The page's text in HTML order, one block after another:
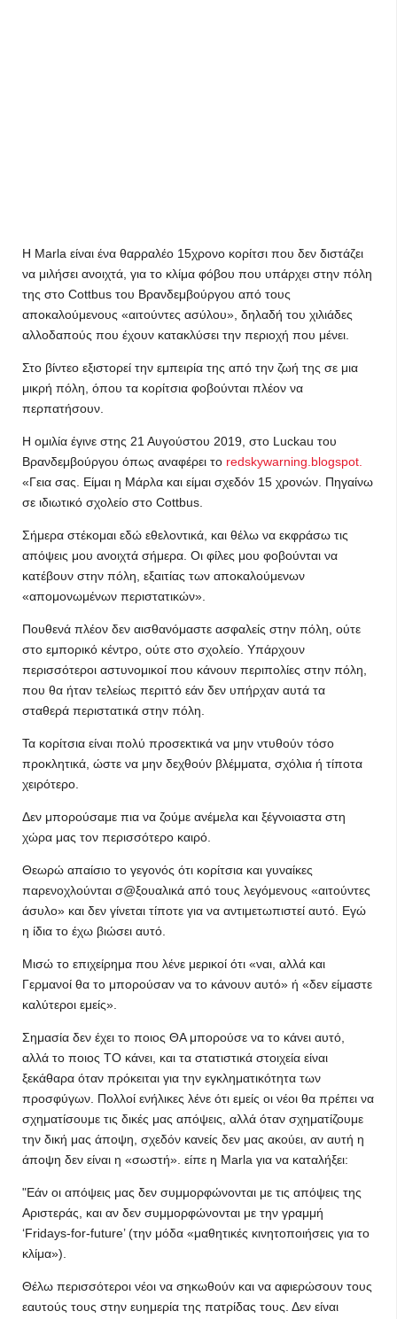
Η Marla είναι ένα θαρραλέο 15χρονο κορίτσι που δεν διστάζει
να μιλήσει ανοιχτά, για το κλίμα φόβου που υπάρχει στην πόλη
της στο Cottbus του Βρανδεμβούργου από τους
αποκαλούμενους «αιτούντες ασύλου», δηλαδή του χιλιάδες
αλλοδαπούς που έχουν κατακλύσει την περιοχή που μένει.
Στο βίντεο εξιστορεί την εμπειρία της από την ζωή της σε μια
μικρή πόλη, όπου τα κορίτσια φοβούνται πλέον να
περπατήσουν.
Η ομιλία έγινε στης 21 Αυγούστου 2019, στο Luckau του
Βρανδεμβούργου όπως αναφέρει το redskywarning.blogspot.
«Γεια σας. Είμαι η Μάρλα και είμαι σχεδόν 15 χρονών. Πηγαίνω
σε ιδιωτικό σχολείο στο Cottbus.
Σήμερα στέκομαι εδώ εθελοντικά, και θέλω να εκφράσω τις
απόψεις μου ανοιχτά σήμερα. Οι φίλες μου φοβούνται να
κατέβουν στην πόλη, εξαιτίας των αποκαλούμενων
«απομονωμένων περιστατικών».
Πουθενά πλέον δεν αισθανόμαστε ασφαλείς στην πόλη, ούτε
στο εμπορικό κέντρο, ούτε στο σχολείο. Υπάρχουν
περισσότεροι αστυνομικοί που κάνουν περιπολίες στην πόλη,
που θα ήταν τελείως περιττό εάν δεν υπήρχαν αυτά τα
σταθερά περιστατικά στην πόλη.
Τα κορίτσια είναι πολύ προσεκτικά να μην ντυθούν τόσο
προκλητικά, ώστε να μην δεχθούν βλέμματα, σχόλια ή τίποτα
χειρότερο.
Δεν μπορούσαμε πια να ζούμε ανέμελα και ξέγνοιαστα στη
χώρα μας τον περισσότερο καιρό.
Θεωρώ απαίσιο το γεγονός ότι κορίτσια και γυναίκες
παρενοχλούνται σ@ξουαλικά από τους λεγόμενους «αιτούντες
άσυλο» και δεν γίνεται τίποτε για να αντιμετωπιστεί αυτό. Εγώ
η ίδια το έχω βιώσει αυτό.
Μισώ το επιχείρημα που λένε μερικοί ότι «ναι, αλλά και
Γερμανοί θα το μπορούσαν να το κάνουν αυτό» ή «δεν είμαστε
καλύτεροι εμείς».
Σημασία δεν έχει το ποιος ΘΑ μπορούσε να το κάνει αυτό,
αλλά το ποιος ΤΟ κάνει, και τα στατιστικά στοιχεία είναι
ξεκάθαρα όταν πρόκειται για την εγκληματικότητα των
προσφύγων. Πολλοί ενήλικες λένε ότι εμείς οι νέοι θα πρέπει να
σχηματίσουμε τις δικές μας απόψεις, αλλά όταν σχηματίζουμε
την δική μας άποψη, σχεδόν κανείς δεν μας ακούει, αν αυτή η
άποψη δεν είναι η «σωστή». είπε η Marla για να καταλήξει:
"Εάν οι απόψεις μας δεν συμμορφώνονται με τις απόψεις της
Αριστεράς, και αν δεν συμμορφώνονται με την γραμμή
‘Fridays-for-future’ (την μόδα «μαθητικές κινητοποιήσεις για το
κλίμα»).
Θέλω περισσότεροι νέοι να σηκωθούν και να αφιερώσουν τους
εαυτούς τους στην ευημερία της πατρίδας τους. Δεν είναι